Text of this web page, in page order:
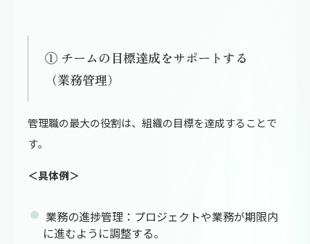
① チームの目標達成をサポートする
（業務管理）
管理職の最大の役割は、組織の目標を達成することで
す。
＜具体例＞
業務の進捗管理：プロジェクトや業務が期限内
に進むように調整する。